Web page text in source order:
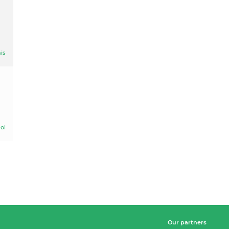
Our partners